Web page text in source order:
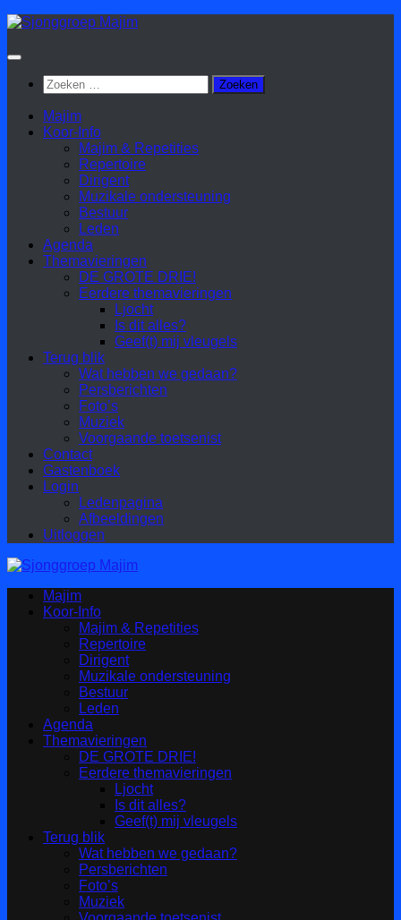
Doorgaan
inhoud
Zoeken
naar:
Majim
Koor-Info
Majim & Repetities
Repertoire
Dirigent
Muzikale ondersteuning
Bestuur
Leden
Agenda
Themavieringen
DE GROTE DRIE!
Eerdere themavieringen
Ljocht
Is dit alles?
Geef(t) mij vleugels
Terug blik
Wat hebben we gedaan?
Persberichten
Foto’s
Muziek
Voorgaande toetsenist
Contact
Gastenboek
Login
Ledenpagina
Afbeeldingen
Uitloggen
Majim
Koor-Info
Majim & Repetities
Repertoire
Dirigent
Muzikale ondersteuning
Bestuur
Leden
Agenda
Themavieringen
DE GROTE DRIE!
Eerdere themavieringen
Ljocht
Is dit alles?
Geef(t) mij vleugels
Terug blik
Wat hebben we gedaan?
Persberichten
Foto’s
Muziek